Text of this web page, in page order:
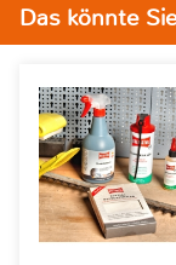
Das könnte